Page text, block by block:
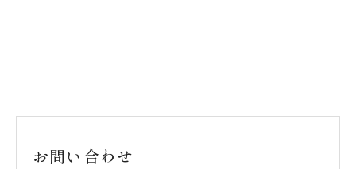
お問い合わせ